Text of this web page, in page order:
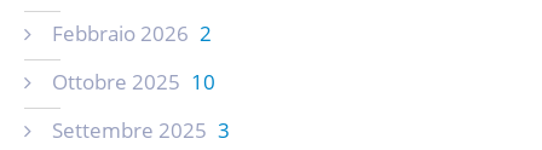
Febbraio 2026 2
Ottobre 2025 10
Settembre 2025 3